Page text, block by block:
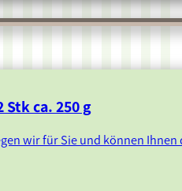
ca. 250 g
wir für Sie und können